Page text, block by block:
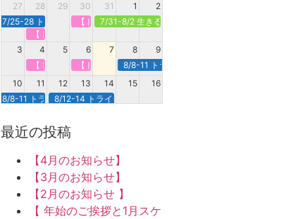
27
28 29 30 31 1
2
7/25-28 トライアスロン合宿＠新潟県村上市
【トライアスロンで強くなる】定期オンライン＠木曜
7/31-8/2 生きるための水泳CAMP＠館山
【トライアスロンで強くなる】定期オンライン＠火曜
3
4 5 6 7 8
9
【トライアスロンで強くなる】定期オンライン＠火曜
【トライアスロンで強くなる】定期オンライン＠木曜
8/8-11 トライアスロン合宿＠白馬
10
11 12 13 14 15
16
8/8-11 トライアスロン合宿＠白馬
8/12-14 トライアスロン合宿 ＠諏訪・蓼科
17
18 19
【トライアスロンで強くなる】定期オンライン＠火曜
24
25 26 27 28
【トライアスロンで強くなる】定期オンライン＠火曜
【トライアスロンで強くなる】定期オンライン＠木曜
31
1 2 3 4
【トライアスロンで強くなる】定期オンライン＠火曜
【トライアスロンで強くなる】定期オンライン＠木曜
最近の投稿
【4月のお知らせ】
【3月のお知らせ】
【2月のお知らせ 】
【 年始のご挨拶と1月スケ